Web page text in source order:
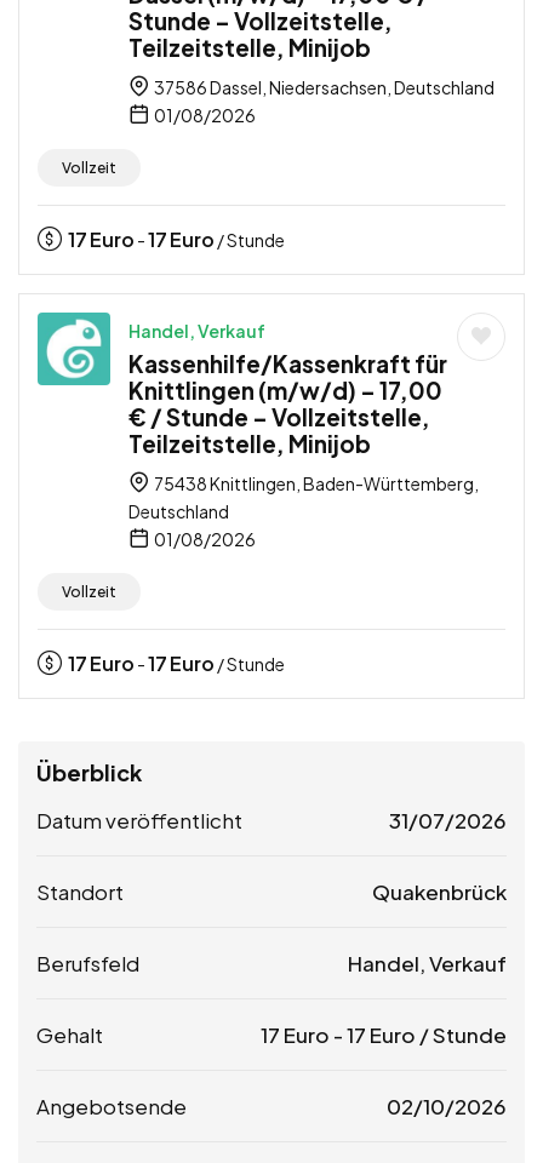
Stunde – Vollzeitstelle,
Teilzeitstelle, Minijob
37586 Dassel, Niedersachsen, Deutschland
01/08/2026
Vollzeit
17Euro -17Euro / Stunde
Handel, Verkauf
Kassenhilfe/Kassenkraft für
Knittlingen (m/w/d) – 17,00
€ / Stunde – Vollzeitstelle,
Teilzeitstelle, Minijob
75438 Knittlingen, Baden-Württemberg,
Deutschland
01/08/2026
Vollzeit
17Euro -17Euro / Stunde
Überblick
Datum veröffentlicht 31/07/2026
Standort Quakenbrück
Berufsfeld Handel, Verkauf
Gehalt 17 Euro -17 Euro / Stunde
Angebotsende 02/10/2026